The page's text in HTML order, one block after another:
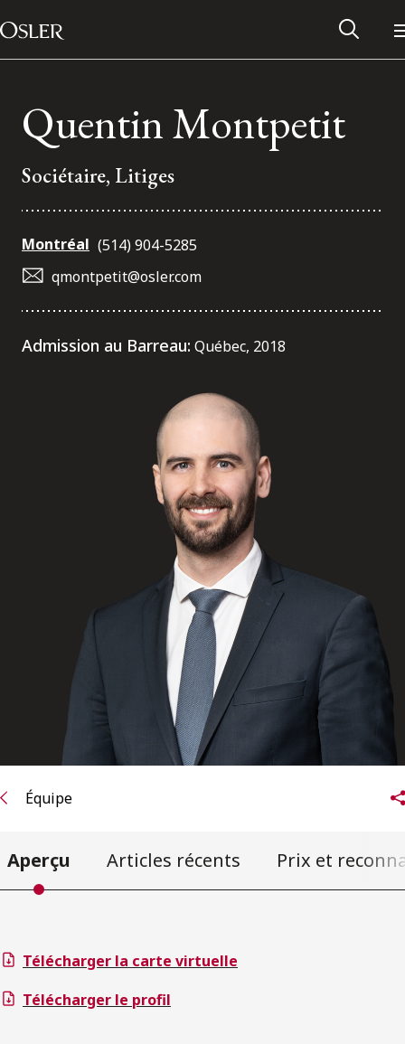
Passer au contenu
Main Navigation
Réseau des anciens d’Osler
S’abonner aux articles Osler
Quentin Montpetit
Sociétaire, Litiges
Montréal (514) 904-5285
qmontpetit@osler.com
Admission au Barreau: Québec, 2018
Équipe
Aperçu Articles récents Prix et
Télécharger la carte virtuelle
Télécharger le profil